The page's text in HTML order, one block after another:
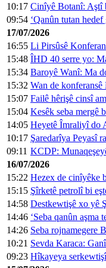
10:17 Cinîyê Botanî: Aştî
09:54 ‘Qanûn tutan hedef
17/07/2026
16:55 Li Pirsûsê
15:48 ÎHD 40 serre yo:
15:34 Baroyê Wanî: Ma
15:32 Wan de
15:07 Failê hêrişê cinsî
15:04 Kesêk seba mergê
14:05 Heyetê Îmraliyî do
10:17 Şaredarîya Peyasî
09:11 KCDP:
16/07/2026
15:22 Hezex de cinîyêke
15:15 Şîrketê petrolî bi
14:58 Destkewtişê xo yê
14:46 ‘Seba qanûn aşma
14:26 Seba rojnamegere
10:21 Sevda Karaca:
09:23 Hîkayeya